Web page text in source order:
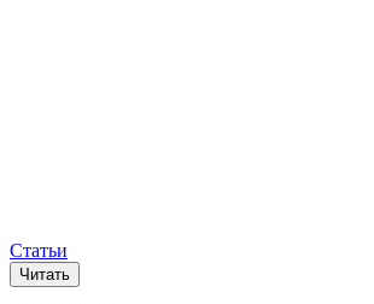
Статьи
Читать